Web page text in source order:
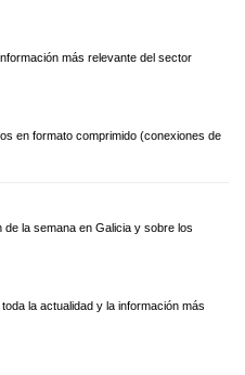
más relevante del sector
en formato comprimido (conexiones de
la semana en Galicia y sobre los
la actualidad y la información más